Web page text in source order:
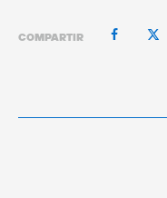
COMPARTIR